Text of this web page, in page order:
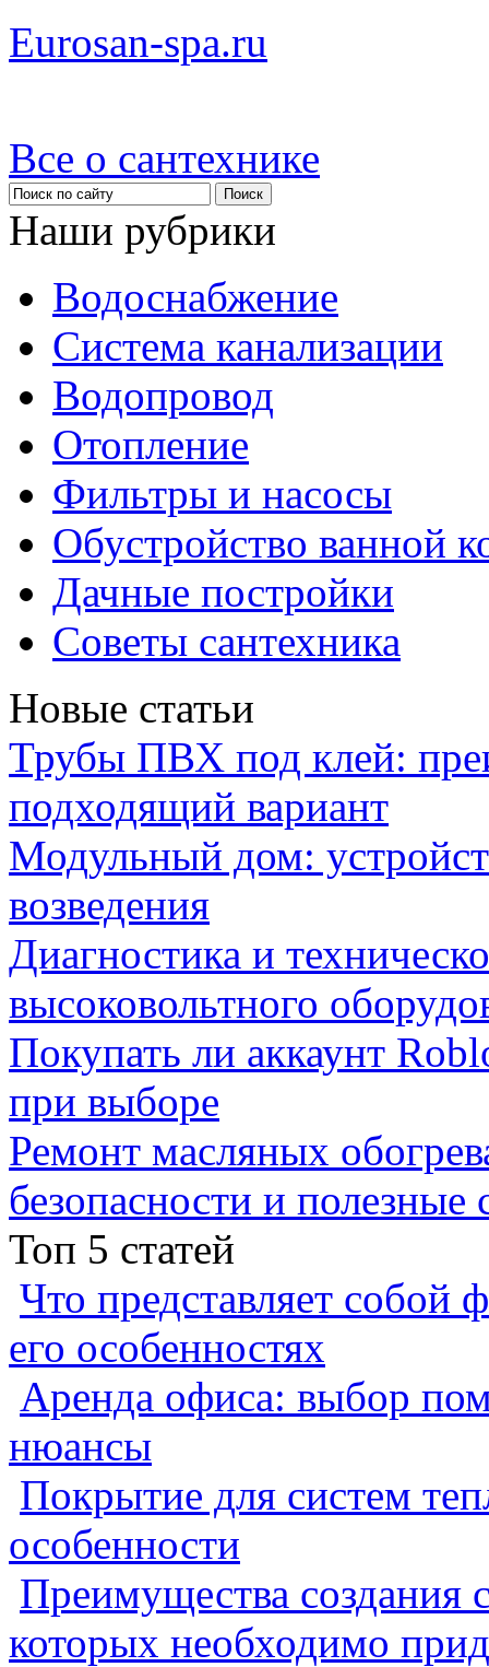
Eurosan-spa.ru
Все о сантехнике
Наши рубрики
Водоснабжение
Система канализации
Водопровод
Отопление
Фильтры и насосы
Обустройство ванной
Дачные постройки
Советы сантехника
Новые статьи
Трубы ПВХ под клей:
подходящий вариант
Модульный дом:
возведения
Диагностика и
высоковольтного
Покупать ли аккаунт
при выборе
Ремонт масляных
безопасности и полезные
Топ 5 статей
Что представляет собой
его особенностях
Аренда офиса: выбор
нюансы
Покрытие для систем
особенности
Преимущества создания
которых необходимо